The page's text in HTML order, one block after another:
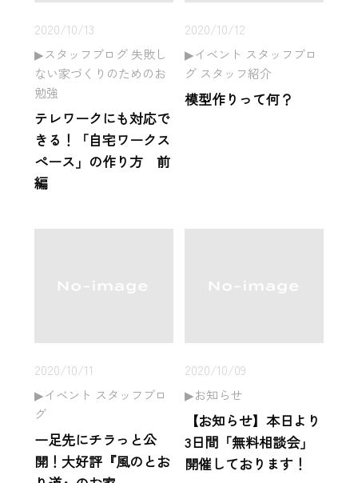
2020/10/13
スタッフブログ 失敗し
ない家づくりのためのお
勉強
テレワークにも対応で
きる！「自宅ワークス
ペース」の作り方 前
編
2020/10/12
イベント スタッフブロ
グ スタッフ紹介
模型作りって何？
2020/10/11
イベント スタッフブロ
グ
一足先にチラっと公
開！大好評『風のとお
2020/10/09
お知らせ
【お知らせ】本日より
3日間「無料相談会」
開催しております！